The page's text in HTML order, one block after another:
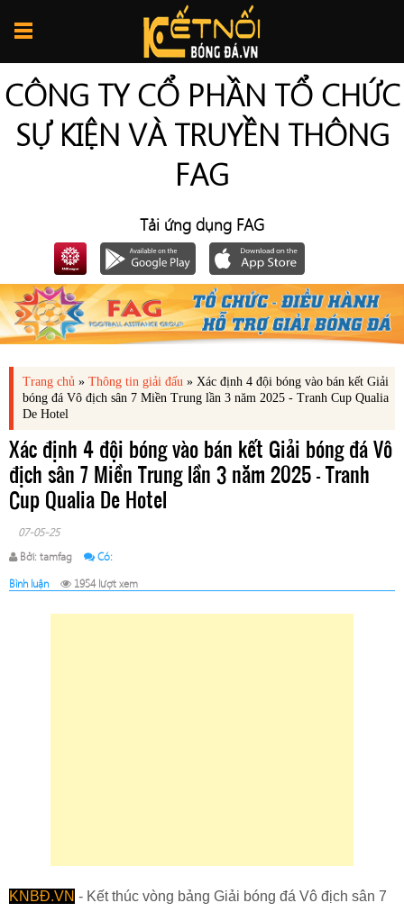
CÔNG TY CỔ PHẦN TỔ CHỨC
SỰ KIỆN VÀ TRUYỀN THÔNG
FAG
Tải ứng dụng FAG
Trang chủ » Thông tin giải đấu » Xác định 4 đội bóng vào bán kết Giải
bóng đá Vô địch sân 7 Miền Trung lần 3 năm 2025 - Tranh Cup Qualia
De Hotel
Xác định 4 đội bóng vào bán kết Giải bóng đá Vô
địch sân 7 Miền Trung lần 3 năm 2025 - Tranh
Cup Qualia De Hotel
07-05-25
Bởi: tamfag
Có:
Bình luận
1954 lượt xem
KNBĐ.VN - Kết thúc vòng bảng Giải bóng đá Vô địch sân 7